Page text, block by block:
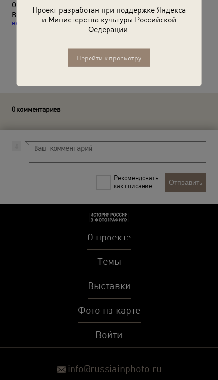
Проект разработан при поддержке Яндекса
и Министерства культуры Российской
Федерации.
Перейти к просмотру
О фотографии:
Выставки«10 фотографий: Улыбки 1940-х»и«Улыбки XX
века»
с этой фотографией.
Расскажите друзьям об этом фото
0 комментариев
Рекомендовать
как описание
Отправить
О проекте
Темы
Выставки
Фото на карте
Войти
info@russiainphoto.ru